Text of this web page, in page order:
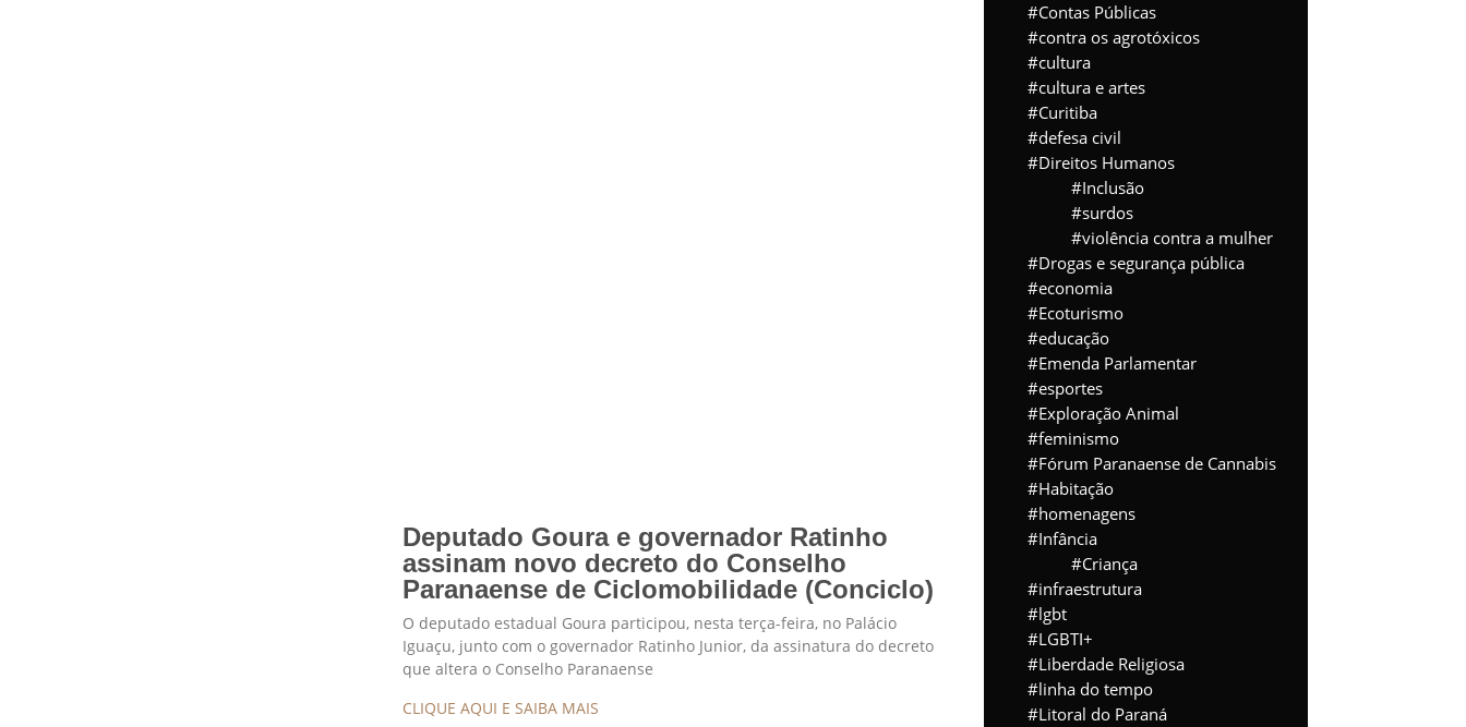
Deputado Goura e governador Ratinho
assinam novo decreto do Conselho
Paranaense de Ciclomobilidade (Conciclo)
O deputado estadual Goura participou, nesta terça-feira, no Palácio
Iguaçu, junto com o governador Ratinho Junior, da assinatura do decreto
que altera o Conselho Paranaense
CLIQUE AQUI E SAIBA MAIS
Contas Públicas
contra os agrotóxicos
cultura
cultura e artes
Curitiba
defesa civil
Direitos Humanos
Inclusão
surdos
violência contra a mulher
Drogas e segurança pública
economia
Ecoturismo
educação
Emenda Parlamentar
esportes
Exploração Animal
feminismo
Fórum Paranaense de Cannabis
Habitação
homenagens
Infância
Criança
infraestrutura
lgbt
LGBTI+
Liberdade Religiosa
linha do tempo
Litoral do Paraná